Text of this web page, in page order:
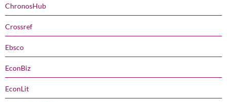
ChronosHub
Crossref
Ebsco
EconBiz
EconLit